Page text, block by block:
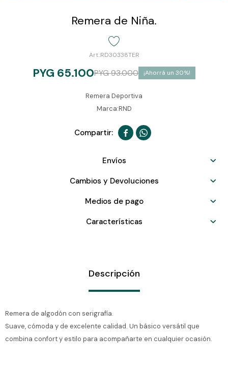
Remera de Niña.
RD30338TER
PYG 65.100PYG93.000 30
Remera Deportiva
Marca:RND
 
Envíos
Cambios y Devoluciones
Medios de pago
Características
Descripción
Remera de algodón con serigrafía.
Suave, cómoda y de excelente calidad. Un básico versátil que
combina confort y estilo para acompañarte en cualquier ocasión.